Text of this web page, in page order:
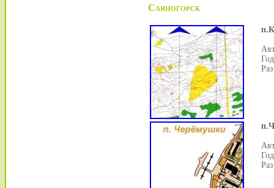
Саяногорск